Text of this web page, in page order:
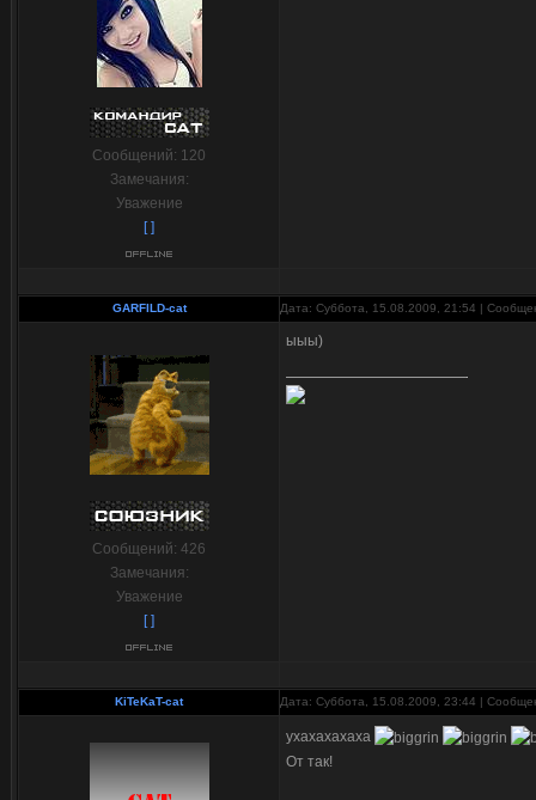
Сообщений: 120
Замечания:
Уважение
[ ]
GARFILD-cat Дата: Суббота, 15.08.2009, 21:54 |
Сообщений: 426
Замечания:
Уважение
[ ]
ыыы)
KiTeKaT-cat Дата: Суббота, 15.08.2009, 23:44 |
ухахахахаха
От так!